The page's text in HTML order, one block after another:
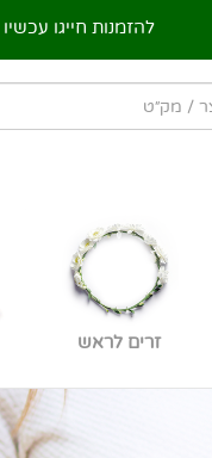
להזמנות חייגו עכשיו
זרים לראש